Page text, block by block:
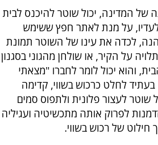
של המדינה, יכול שוטר להיכנס לבית
על מנת לאתר חפץ ששימש
לכדה את עינו של השוטר תמונת
על הקיר, או שולחן מהגוני בסגנון
בסלון הבית, והוא יכול לומר לחברו "מצאתי
בעתיד לחלט כרכוש בשווי, קדימה
שוטר לעצור פלונית ולתפוס סמים
לפרוק אותה מתכשיטיה ועגיליה
חילוט של רכוש בשווי.